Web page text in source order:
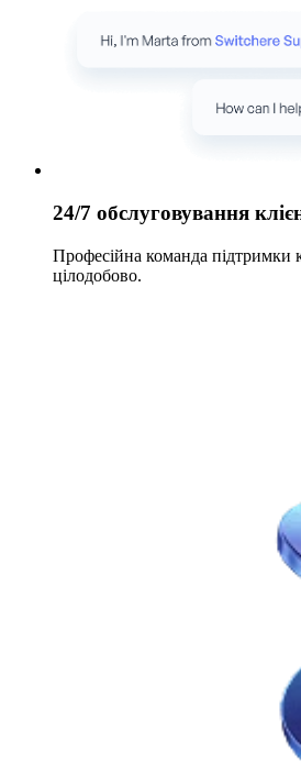
24/7 обслуговування
Професійна команда підтримки
цілодобово.